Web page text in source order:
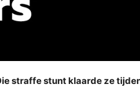
straffe stunt klaarde ze